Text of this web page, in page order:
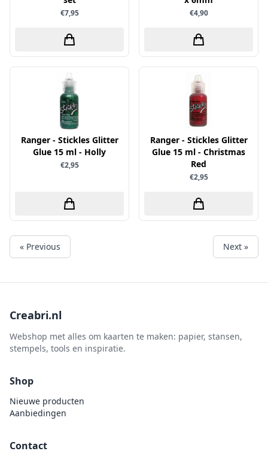
€7,95 €4,90
Ranger - Stickles Glitter
Glue 15 ml - Holly
€2,95
Ranger - Stickles Glitter
Glue 15 ml - Christmas
Red
€2,95
« Previous Next »
Creabri.nl
Webshop met alles om kaarten te maken: papier, stansen,
stempels, tools en inspiratie.
Shop
Nieuwe producten
Aanbiedingen
Contact